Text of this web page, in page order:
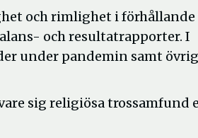
och rimlighet i
och resultatrapporter. I
under pandemin samt
sig religiösa trossamfund